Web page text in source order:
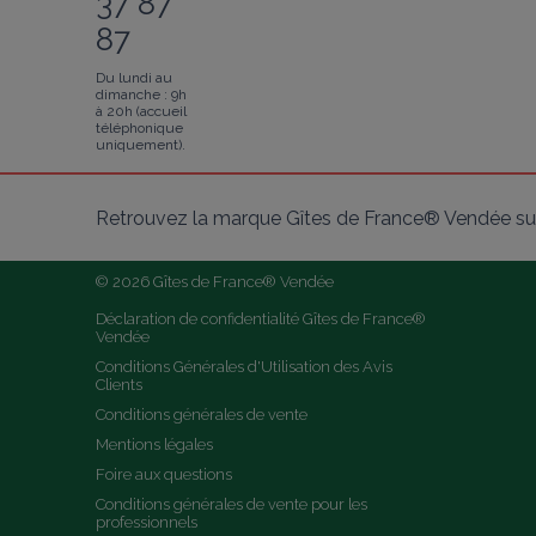
87
Du lundi au
dimanche : 9h
à 20h (accueil
téléphonique
uniquement).
Retrouvez la marque Gîtes de France® Vendée
© 2026 Gîtes de France® Vendée
Déclaration de confidentialité Gîtes de France®
Vendée
Conditions Générales d'Utilisation des Avis
Clients
Conditions générales de vente
Mentions légales
Foire aux questions
Conditions générales de vente pour les
professionnels